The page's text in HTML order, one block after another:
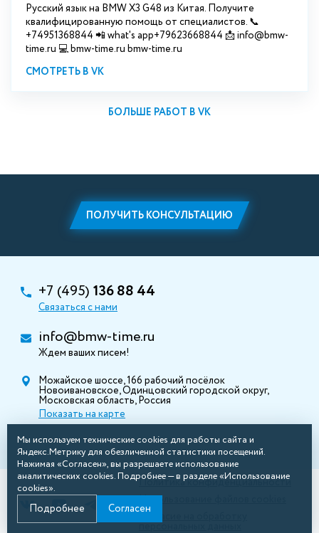
Русский язык на BMW X3 G48 из Китая. Получите
квалифицированную помощь от специалистов. 📞
+74951368844 📲 what's app+79623668844 📩 info@bmw-
time.ru 💻 bmw-time.ru bmw-time.ru
СМОТРЕТЬ В VK
БОЛЬШЕ РАБОТ В VK
ПОЛУЧИТЬ КОНСУЛЬТАЦИЮ
+7 (495) 136 88 44
Связаться с нами
info@bmw-time.ru
Ждем ваших писем!
Можайское шоссе, 166 рабочий посёлок
Новоивановское, Одинцовский городской округ,
Московская область, Россия
Показать на карте
Политика конфиденциальности
Использование файлов cookies
персональных данных
Мы используем технические cookies для работы сайта и
Яндекс.Метрику для обезличенной статистики посещений.
Нажимая «Согласен», вы разрешаете использование
аналитических cookies. Подробнее — в разделе «Использование
cookies».
Подробнее Согласен